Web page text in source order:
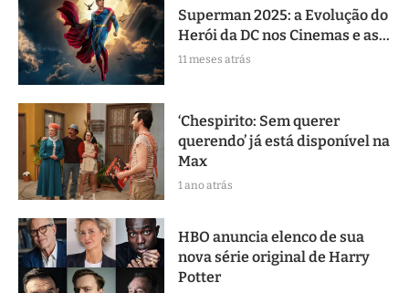
Superman 2025: a Evolução do
Herói da DC nos Cinemas e as...
11 meses atrás
‘Chespirito: Sem querer
querendo’ já está disponível na
Max
1 ano atrás
HBO anuncia elenco de sua
nova série original de Harry
Potter